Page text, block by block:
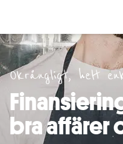
Okrångligt, helt
bra affärer